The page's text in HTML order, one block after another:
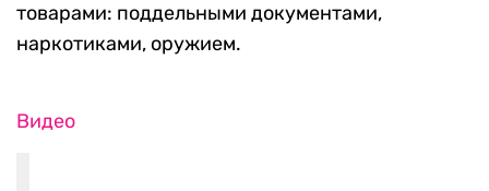
товарами: поддельными документами,
наркотиками, оружием.
Видео